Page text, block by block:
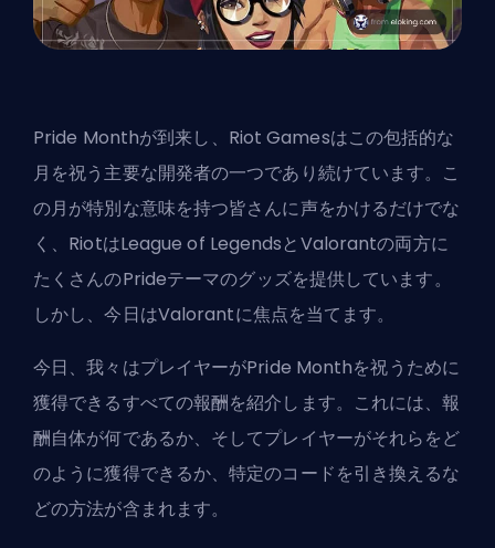
Pride Monthが到来し、 Riot Gamesはこの包括的な
月を祝う主要な開発者の一つであり続けています。こ
の月が特別な意味を持つ皆さんに声をかけるだけでな
く、RiotはLeague of LegendsとValorantの両方に
たくさんのPrideテーマのグッズを提供しています。
しかし、今日はValorantに焦点を当てます。
今日、我々はプレイヤーがPride Monthを祝うために
獲得できるすべての報酬を紹介します。これには、報
酬自体が何であるか、そしてプレイヤーがそれらをど
のように獲得できるか、特定のコードを引き換えるな
どの方法が含まれます。